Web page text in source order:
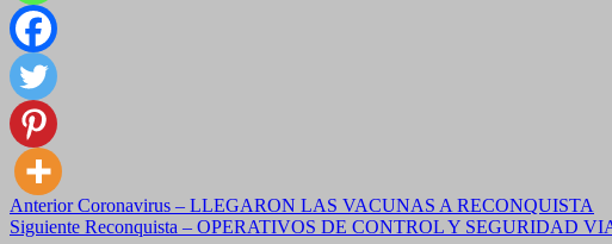
Navegación
AnteriorCoronavirus – LLEGARON LAS VACUNAS A RECONQUISTA
Siguiente Reconquista – OPERATIVOS DE CONTROL Y SEGURIDAD